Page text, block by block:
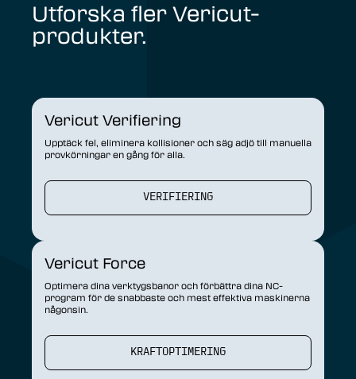
Utforska fler Vericut-
produkter.
Vericut Verifiering
Upptäck fel, eliminera kollisioner och säg adjö till manuella
provkörningar en gång för alla.
VERIFIERING
Vericut Force
Optimera dina verktygsbanor och förbättra dina NC-
program för de snabbaste och mest effektiva maskinerna
någonsin.
KRAFTOPTIMERING